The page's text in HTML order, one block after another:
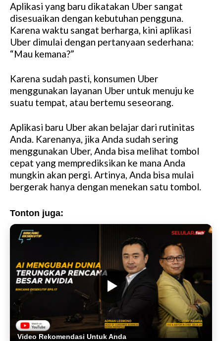
M
u
t
e
Aplikasi yang baru dikatakan Uber sangat
disesuaikan dengan kebutuhan pengguna.
Karena waktu sangat berharga, kini aplikasi
Uber dimulai dengan pertanyaan sederhana:
“Mau kemana?”
Karena sudah pasti, konsumen Uber
menggunakan layanan Uber untuk menuju ke
suatu tempat, atau bertemu seseorang.
Aplikasi baru Uber akan belajar dari rutinitas
Anda. Karenanya, jika Anda sudah sering
menggunakan Uber, Anda bisa melihat tombol
cepat yang memprediksikan ke mana Anda
mungkin akan pergi. Artinya, Anda bisa mulai
bergerak hanya dengan menekan satu tombol.
Tonton juga:
Video Rekomendasi Untuk Anda